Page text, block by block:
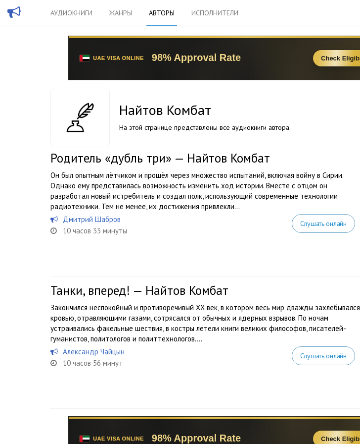
АУДИОКНИГИ ЖАНРЫ АВТОРЫ ИСПОЛНИТЕЛИ
Найтов Комбат
На этой странице представлены все аудиокниги автора.
Родитель «дубль три» — Найтов Комбат
Он был опытным лётчиком и прошёл через множество испытаний, включая войну в Сирии.
Однако ему представилась возможность изменить ход истории. Вместе с отцом он
разработал новый истребитель и создал полк, использующий современные технологии
радиотехники. Тем не менее, их достижения привлекли...
Дмитрий Шабров
10 часов 33 минуты
Слушать онлайн
Танки, вперед! — Найтов Комбат
Закончился неспокойный и противоречивый ХХ век, в котором весь мир дважды захлебывался
кровью, отравляющими газами, сотрясался от обычных и ядерных взрывов. По ночам
устраивались факельные шествия, в костры летели книги великих философов, писателей-
гуманистов, политологов и политтехнологов....
Александр Чайцын
10 часов 56 минут
Слушать онлайн